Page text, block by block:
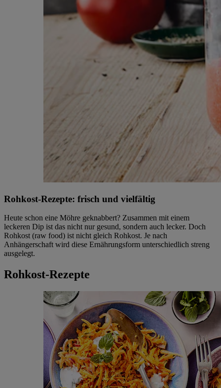
Rohkost-Rezepte: frisch und vielfältig
Heute schon eine Möhre geknabbert? Zusammen mit einem
leckeren Dip ist das nicht nur gesund, sondern auch lecker. Doch
Rohkost (raw food) ist nicht gleich Rohkost. Je nach
Anhängerschaft wird diese Ernährungsform unterschiedlich streng
ausgelegt.
Rohkost-Rezepte